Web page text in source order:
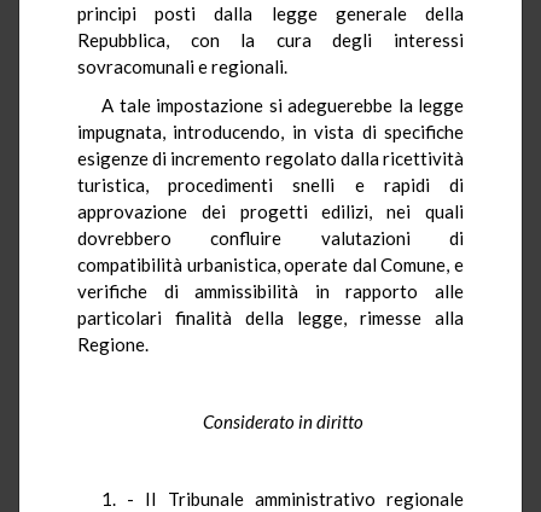
principi posti dalla legge generale della
Repubblica, con la cura degli interessi
sovracomunali e regionali.
A tale impostazione si adeguerebbe la legge
impugnata, introducendo, in vista di specifiche
esigenze di incremento regolato dalla ricettività
turistica, procedimenti snelli e rapidi di
approvazione dei progetti edilizi, nei quali
dovrebbero confluire valutazioni di
compatibilità urbanistica, operate dal Comune, e
verifiche di ammissibilità in rapporto alle
particolari finalità della legge, rimesse alla
Regione.
Considerato in diritto
1. - Il Tribunale amministrativo regionale